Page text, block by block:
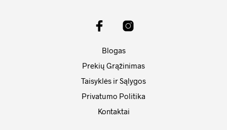
Blogas
Prekių Grąžinimas
Taisyklės ir Sąlygos
Privatumo Politika
Kontaktai